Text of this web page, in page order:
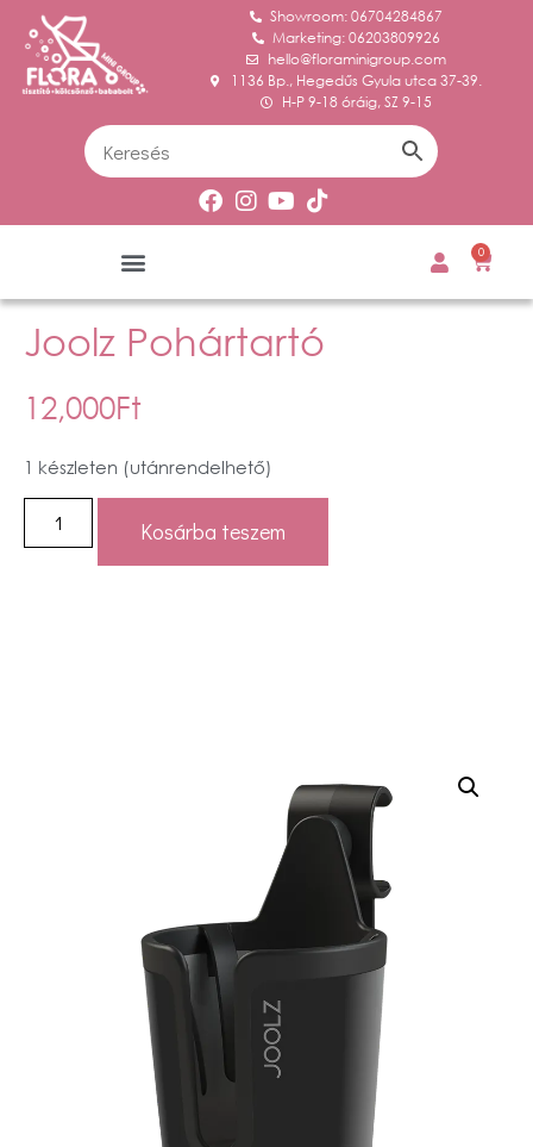
Showroom: 06704284867
Marketing: 06203809926
hello@floraminigroup.com
1136 Bp., Hegedűs Gyula utca 37-39.
H-P 9-18 óráig, SZ 9-15
0
Joolz Pohártartó
12,000Ft
1 készleten (utánrendelhető)
Kosárba teszem